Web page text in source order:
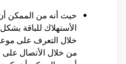
حيث أنه من الممكن
الأستهلاك للباقة
خلال التعرف على موعد